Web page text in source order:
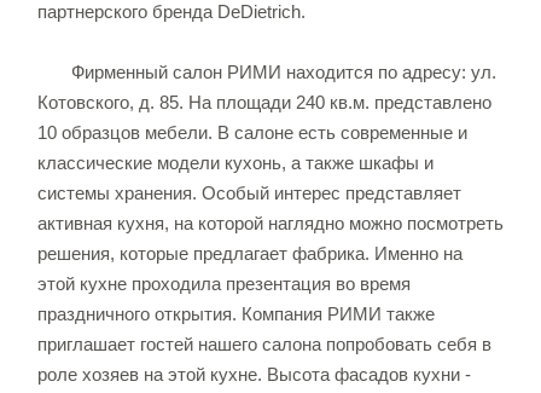
партнерского бренда DeDietrich.
Фирменный салон РИМИ находится по адресу: ул.
Котовского, д. 85. На площади 240 кв.м. представлено
10 образцов мебели. В салоне есть современные и
классические модели кухонь, а также шкафы и
системы хранения. Особый интерес представляет
активная кухня, на которой наглядно можно посмотреть
решения, которые предлагает фабрика. Именно на
этой кухне проходила презентация во время
праздничного открытия. Компания РИМИ также
приглашает гостей нашего салона попробовать себя в
роле хозяев на этой кухне. Высота фасадов кухни -